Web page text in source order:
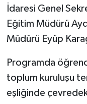
İdaresi Genel
Eğitim Müdürü
Müdürü Eyüp
Programda
toplum kuruluşu
eşliğinde